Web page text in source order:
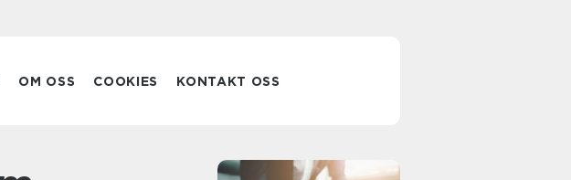
OM OSS COOKIES KONTAKT OSS